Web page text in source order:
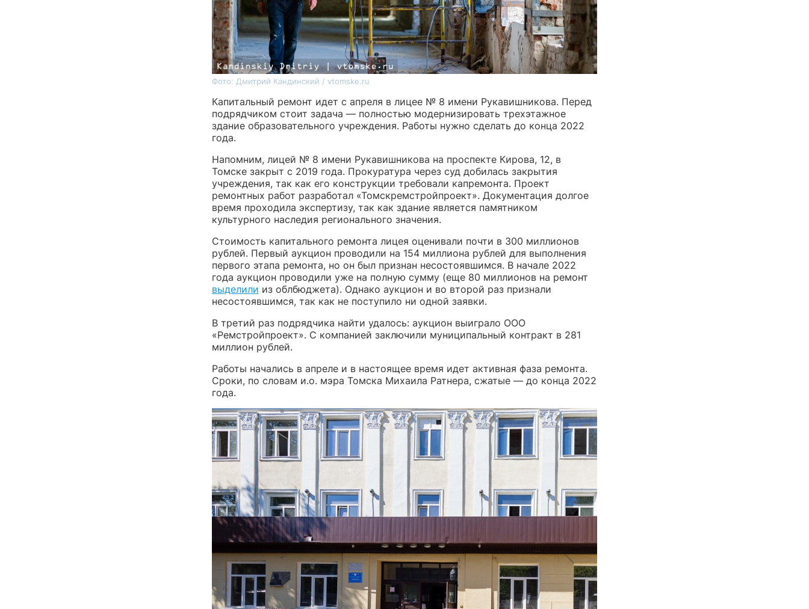
Фото: Дмитрий Кандинский / vtomske.ru
Капитальный ремонт идет с апреля в лицее № 8 имени Рукавишникова. Перед
подрядчиком стоит задача — полностью модернизировать трехэтажное
здание образовательного учреждения. Работы нужно сделать до конца 2022
года.
Напомним, лицей № 8 имени Рукавишникова на проспекте Кирова, 12, в
Томске закрыт с 2019 года. Прокуратура через суд добилась закрытия
учреждения, так как его конструкции требовали капремонта. Проект
ремонтных работ разработал «Томскремстройпроект». Документация долгое
время проходила экспертизу, так как здание является памятником
культурного наследия регионального значения.
Стоимость капитального ремонта лицея оценивали почти в 300 миллионов
рублей. Первый аукцион проводили на 154 миллиона рублей для выполнения
первого этапа ремонта, но он был признан несостоявшимся. В начале 2022
года аукцион проводили уже на полную сумму (еще 80 миллионов на ремонт
выделили из облбюджета). Однако аукцион и во второй раз признали
несостоявшимся, так как не поступило ни одной заявки.
В третий раз подрядчика найти удалось: аукцион выиграло ООО
«Ремстройпроект». С компанией заключили муниципальный контракт в 281
миллион рублей.
Работы начались в апреле и в настоящее время идет активная фаза ремонта.
Сроки, по словам и.о. мэра Томска Михаила Ратнера, сжатые — до конца 2022
года.